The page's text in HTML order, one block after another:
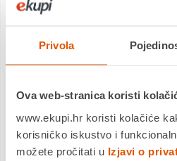
Privola
Ova web-stranica koristi
www.ekupi.hr koristi kolačiće
korisničko iskustvo i
možete pročitati u Izjavi o
IZUZETNA ČETKA ZA DUBINSKO
Ugrađena četka za savršeno
zaprljanja na podovima (na
SUSTAV PROTIV KAMENCA